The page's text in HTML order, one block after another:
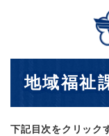
地域福祉
下記目次をクリック